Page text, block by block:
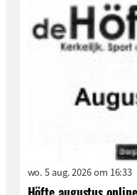
wo. 5 aug. 2026 om 16:33